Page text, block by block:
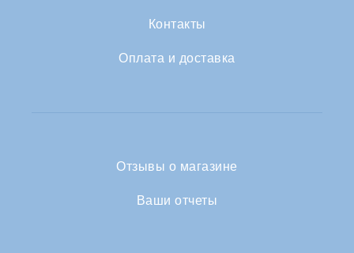
Контакты
Оплата и доставка
Отзывы о магазине
Ваши отчеты